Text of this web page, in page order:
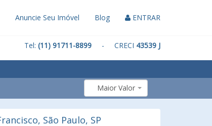
Anuncie Seu Imóvel Blog ENTRAR
Tel: (11) 91711-8899 - CRECI 43539 J
Maior Valor
São Paulo, SP